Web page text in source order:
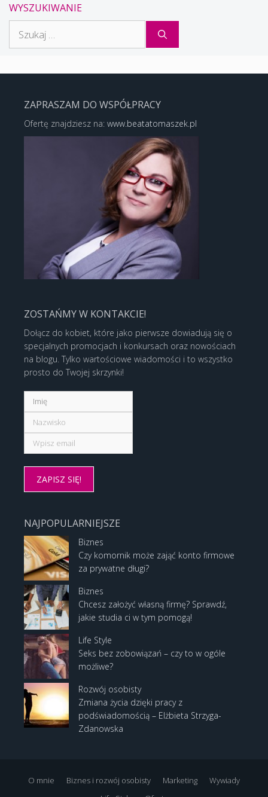
WYSZUKIWANIE
ZAPRASZAM DO WSPÓŁPRACY
Ofertę znajdziesz na: www.beatatomaszek.pl
ZOSTAŃMY W KONTAKCIE!
Dołącz do kobiet, które jako pierwsze dowiadują się o
specjalnych promocjach i konkursach oraz nowościach
na blogu. Tylko wartościowe wiadomości i to wszystko
prosto do Twojej skrzynki!
NAJPOPULARNIEJSZE
Biznes
Czy komornik może zająć konto firmowe
za prywatne długi?
Biznes
Chcesz założyć własną firmę? Sprawdź,
jakie studia ci w tym pomogą!
Life Style
Seks bez zobowiązań – czy to w ogóle
możliwe?
Rozwój osobisty
Zmiana życia dzięki pracy z
podświadomością – Elżbieta Strzyga-
Zdanowska
O mnie Biznes i rozwój osobisty Marketing
Wywiady